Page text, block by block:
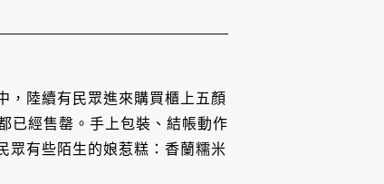
，陸續有民眾進來購買櫃上五顏
已經售罄。手上包裝、結帳動作
眾有些陌生的娘惹糕：香蘭糯米